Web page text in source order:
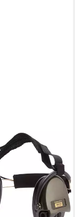
Supreme Pro-X
320,00 €
2-3 Werktagen bei dir